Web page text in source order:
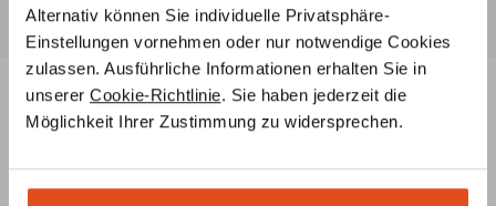
Alternativ können Sie individuelle Privatsphäre-
Einstellungen vornehmen oder nur notwendige Cookies
zulassen. Ausführliche Informationen erhalten Sie in
unserer Cookie-Richtlinie. Sie haben jederzeit die
Möglichkeit Ihrer Zustimmung zu widersprechen.
Ähnliche Produkte